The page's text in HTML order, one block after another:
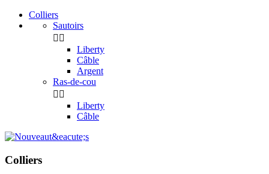
Colliers
Sautoirs
 
Liberty
Câble
Argent
Ras-de-cou
 
Liberty
Câble
Colliers